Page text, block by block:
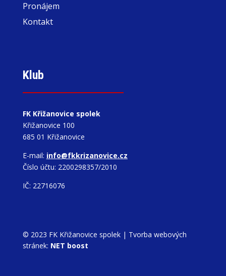
Pronájem
Kontakt
Klub
FK Křižanovice spolek
Křižanovice 100
685 01 Křižanovice
E-mail: info@fkkrizanovice.cz
Číslo účtu: 2200298357/2010
IČ: 22716076
© 2023 FK Křižanovice spolek | Tvorba webových
stránek: NET boost